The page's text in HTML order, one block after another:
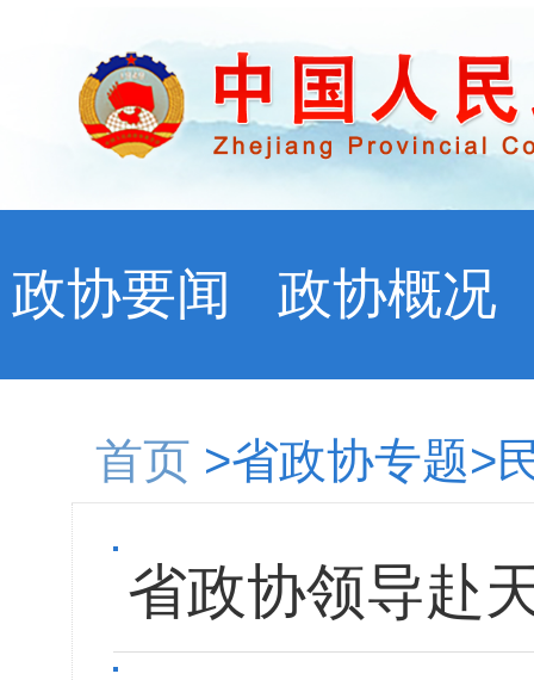
政协要闻 政协概况
首页 >省政协专题>
省政协领导赴